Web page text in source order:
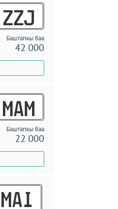
ZZJ
Баштапкы баа
42 000
MAM
Баштапкы баа
22 000
MAI